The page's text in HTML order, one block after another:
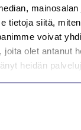
tietoja siitä,
voivat
joita olet antanut
heidän